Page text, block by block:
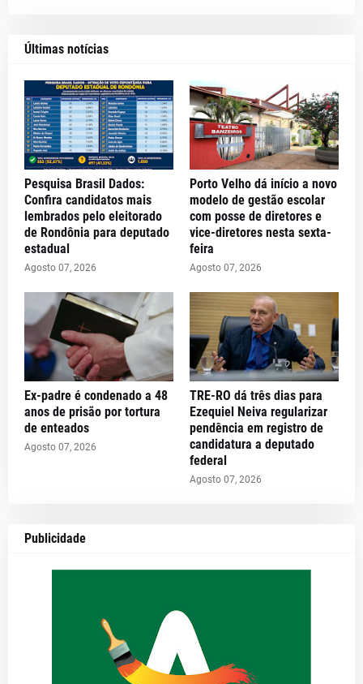
Últimas notícias
Pesquisa Brasil Dados:
Confira candidatos mais
lembrados pelo eleitorado
de Rondônia para deputado
estadual
Agosto 07, 2026
Porto Velho dá início a novo
modelo de gestão escolar
com posse de diretores e
vice-diretores nesta sexta-
feira
Agosto 07, 2026
Ex-padre é condenado a 48
anos de prisão por tortura
de enteados
Agosto 07, 2026
TRE-RO dá três dias para
Ezequiel Neiva regularizar
pendência em registro de
candidatura a deputado
federal
Agosto 07, 2026
Publicidade